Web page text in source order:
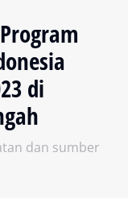
di
dan sumber